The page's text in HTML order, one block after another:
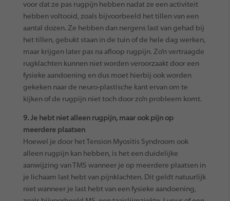
voor dat ze pas rugpijn hebben nadat ze een activiteit
hebben voltooid, zoals bijvoorbeeld het tillen van een
aantal dozen. Ze hebben dan nergens last van gehad bij
het tillen, gebukt staan in de tuin of de hele dag werken,
maar krijgen later pas na afloop rugpijn. Zo’n vertraagde
rugklachten kunnen niet worden veroorzaakt door een
fysieke aandoening en dus moet hierbij ook worden
gekeken naar de neuro-plastische kant ervan om te
kijken of de rugpijn niet toch door zo’n probleem komt.
9. Je hebt niet alleen rugpijn, maar ook pijn op
meerdere plaatsen
Hoewel je door het Tension Myositis Syndroom ook
alleen rugpijn kan hebben, is het een duidelijke
aanwijzing van TMS wanneer je op meerdere plaatsen in
je lichaam last hebt van pijnklachten. Dit geldt natuurlijk
niet wanneer je last hebt van een fysieke aandoening,